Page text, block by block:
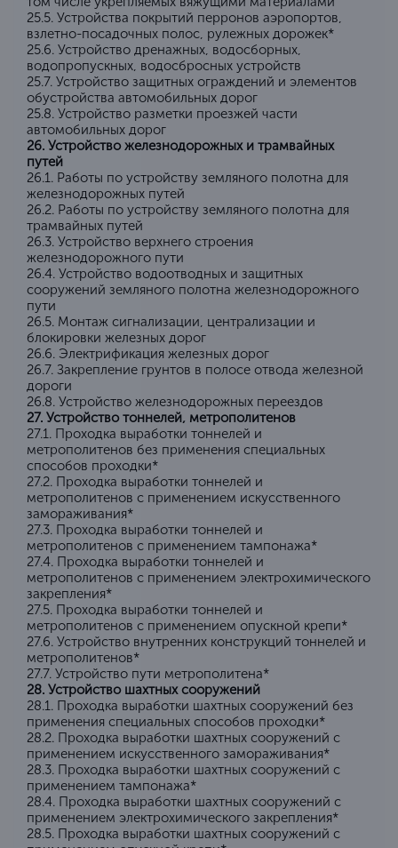
25.5. Устройства покрытий перронов аэропортов,
взлетно-посадочных полос, рулежных дорожек*
25.6. Устройство дренажных, водосборных,
водопропускных, водосбросных устройств
25.7. Устройство защитных ограждений и элементов
обустройства автомобильных дорог
25.8. Устройство разметки проезжей части
автомобильных дорог
26. Устройство железнодорожных и трамвайных
путей
26.1. Работы по устройству земляного полотна для
железнодорожных путей
26.2. Работы по устройству земляного полотна для
трамвайных путей
26.3. Устройство верхнего строения
железнодорожного пути
26.4. Устройство водоотводных и защитных
сооружений земляного полотна железнодорожного
пути
26.5. Монтаж сигнализации, централизации и
блокировки железных дорог
26.6. Электрификация железных дорог
26.7. Закрепление грунтов в полосе отвода железной
дороги
26.8. Устройство железнодорожных переездов
27. Устройство тоннелей, метрополитенов
27.1. Проходка выработки тоннелей и
метрополитенов без применения специальных
способов проходки*
27.2. Проходка выработки тоннелей и
метрополитенов с применением искусственного
замораживания*
27.3. Проходка выработки тоннелей и
метрополитенов с применением тампонажа*
27.4. Проходка выработки тоннелей и
метрополитенов с применением электрохимического
закрепления*
27.5. Проходка выработки тоннелей и
метрополитенов с применением опускной крепи*
27.6. Устройство внутренних конструкций тоннелей и
метрополитенов*
27.7. Устройство пути метрополитена*
28. Устройство шахтных сооружений
28.1. Проходка выработки шахтных сооружений без
применения специальных способов проходки*
28.2. Проходка выработки шахтных сооружений с
применением искусственного замораживания*
28.3. Проходка выработки шахтных сооружений с
применением тампонажа*
28.4. Проходка выработки шахтных сооружений с
применением электрохимического закрепления*
28.5. Проходка выработки шахтных сооружений с